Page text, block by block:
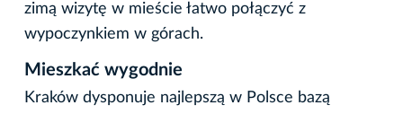
zimą wizytę w mieście łatwo połączyć z
wypoczynkiem w górach.
Mieszkać wygodnie
Kraków dysponuje najlepszą w Polsce bazą